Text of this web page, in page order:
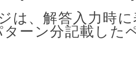
は、解答入力時
ターン分記載した